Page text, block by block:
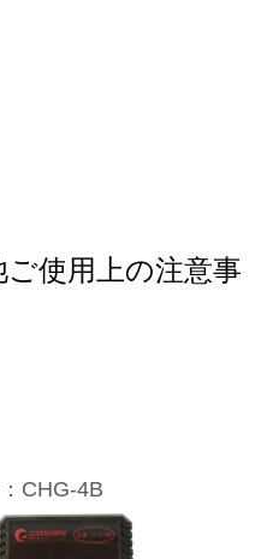
使用上の注意事
CHG-4B